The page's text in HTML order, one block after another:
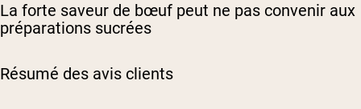
La forte saveur de bœuf peut ne pas convenir aux
préparations sucrées
Résumé des avis clients